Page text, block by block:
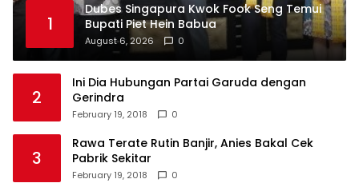
1
Dubes Singapura Kwok Fook Seng Temui
Bupati Piet Hein Babua
August 6, 2026 0
2
Ini Dia Hubungan Partai Garuda dengan
Gerindra
February 19, 2018 0
3
Rawa Terate Rutin Banjir, Anies Bakal Cek
Pabrik Sekitar
February 19, 2018 0